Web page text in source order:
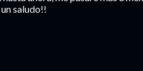
saludo!!